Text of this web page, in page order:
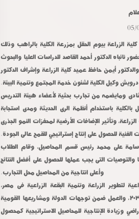
05/
الزراعة بيوم الحقل بمزرعة الكلية بالراهب وذلك
نائباه الدكتور أحمد القاصد للدراسات العليا والبحوث
أيمن حافظ عميد كلية الزراعة وإشراف الدكتور
وكيل الكلية لشئون خدمة المجتمع وتنمية البيئة.
ومايضمه من تجارب بحثية لأعضاء هيئة التدريس
باستخدام أنظمة الرى الحديثة ومدى استجابة
وتأثير الإضافات الأرضية لمحفزات النمو الجذرى
للحصول على إنتاج إستراتيجي للقمح عالى الجودة.
على محمد رئيس قسم المحاصيل، وقام الطلاب
التى يجب عملها للحصول على أفضل النتائج
وأعلى انتاجية من المحاصيل محل التجارب.
لتطوير الزراعة وتنمية البقعة الزراعية فى مصر،
والمساهمة فى تنفيذ خطة الدولة نحو التنمية المستدامة ٢٠٣٠، والعمل ضمن توجهات الدولة ومشاريعها القومية
وزيادة الإنتاجية للمحاصيل الاستراتيجية كمحصول